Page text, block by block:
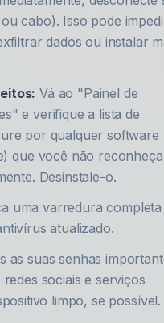
cabo). Isso pode
dados ou instalar
Vá ao "Painel de
e verifique a lista de
por qualquer software
que você não
Desinstale-o.
uma varredura
atualizado.
as suas senhas
sociais e serviços
limpo, se possível.